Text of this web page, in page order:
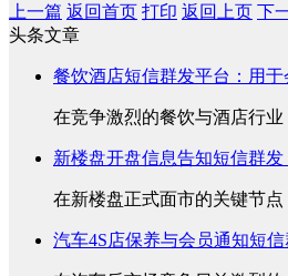
上一篇 返回首页 打印 返回上页 下
头条文章
餐饮酒店短信群发平台：用
在竞争激烈的餐饮与酒店行业
新楼盘开盘信息告知短信群
在新楼盘正式面市的关键节点
汽车4S店保养与会员通知短